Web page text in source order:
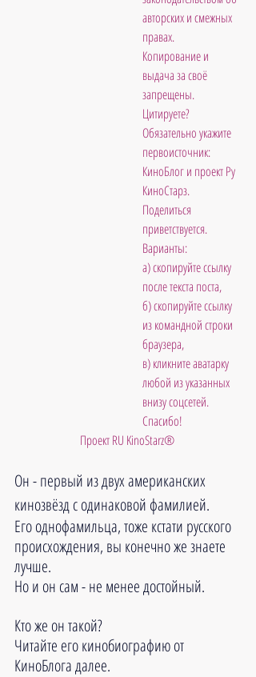
авторских и смежных
правах.
Копирование и
выдача за своё
запрещены.
Цитируете?
Обязательно укажите
первоисточник:
КиноБлог и проект Ру
КиноСтарз.
Поделиться
приветствуется.
Варианты:
а) скопируйте ссылку
после текста поста,
б) скопируйте ссылку
из командной строки
браузера,
в) кликните аватарку
любой из указанных
внизу соцсетей.
Спасибо!
Проект RU KinoStarz®
Он - первый из двух американских
кинозвёзд с одинаковой фамилией.
Его однофамильца, тоже кстати русского
происхождения, вы конечно же знаете
лучше.
Но и он сам - не менее достойный.
Кто же он такой?
Читайте его кинобиографию от
КиноБлога далее.